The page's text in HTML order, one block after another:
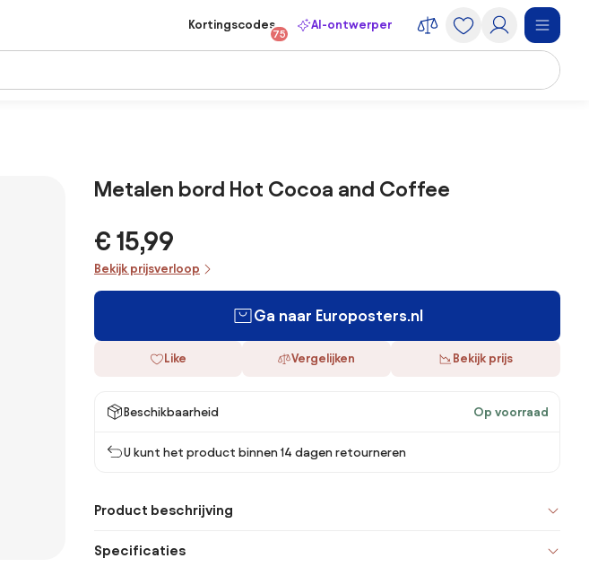
Kortingscodes
75
AI-ontwerper
Metalen bord Hot Cocoa and Coffee
€ 15,99
Bekijk prijsverloop
Ga naar Europosters.nl
Like Vergelijken Bekijk prijs
Beschikbaarheid Op voorraad
U kunt het product binnen 14 dagen retourneren
Product beschrijving
Specificaties